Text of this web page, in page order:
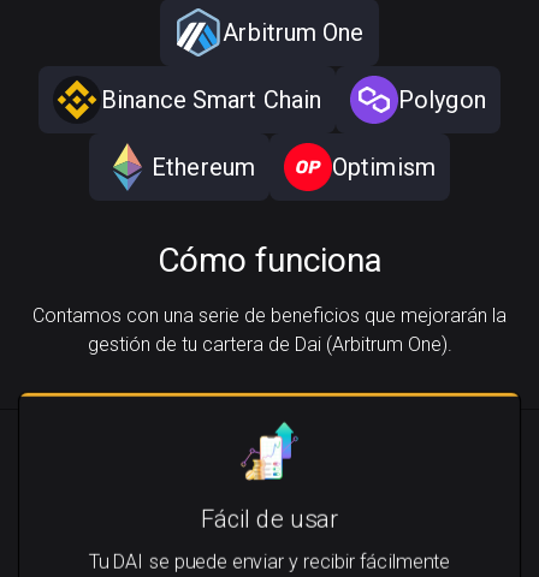
Arbitrum One
Binance Smart Chain Polygon
Ethereum Optimism
Cómo funciona
Contamos con una serie de beneficios que mejorarán la
gestión de tu cartera de Dai (Arbitrum One).
Fácil de usar
Tu DAI se puede enviar y recibir fácilmente